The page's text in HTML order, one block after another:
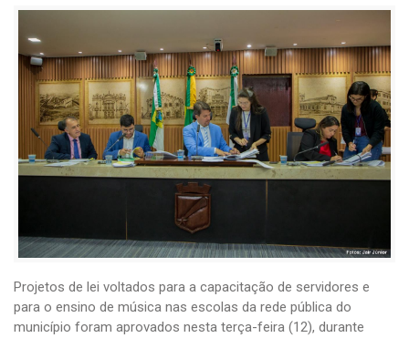
Projetos de lei voltados para a capacitação de servidores e
para o ensino de música nas escolas da rede pública do
município foram aprovados nesta terça-feira (12), durante